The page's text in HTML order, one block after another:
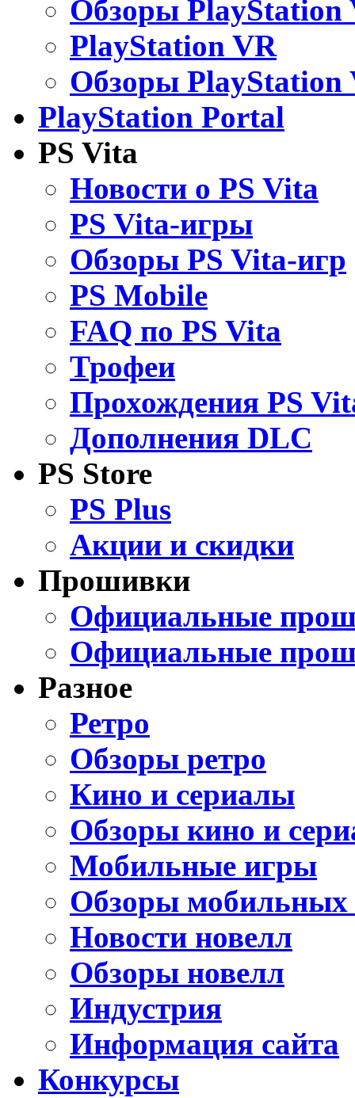
Обзоры PlayStation
PlayStation VR
Обзоры PlayStation
PlayStation Portal
PS Vita
Новости о PS Vita
PS Vita-игры
Обзоры PS Vita-игр
PS Mobile
FAQ по PS Vita
Трофеи
Прохождения PS
Дополнения DLC
PS Store
PS Plus
Акции и скидки
Прошивки
Официальные
Официальные
Разное
Ретро
Обзоры ретро
Кино и сериалы
Обзоры кино и
Мобильные игры
Обзоры мобильных
Новости новелл
Обзоры новелл
Индустрия
Информация сайта
Конкурсы